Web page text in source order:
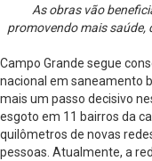
As obras vão
promovendo mais saúde,
Campo Grande segue
nacional em saneamento
mais um passo decisivo
esgoto em 11 bairros da
quilômetros de novas
pessoas. Atualmente, a